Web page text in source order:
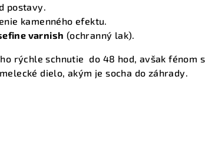
postavy.
kamenného efektu.
varnish (ochranný lak).
rýchle schnutie do 48 hod, avšak fénom
dielo, akým je socha do záhrady.